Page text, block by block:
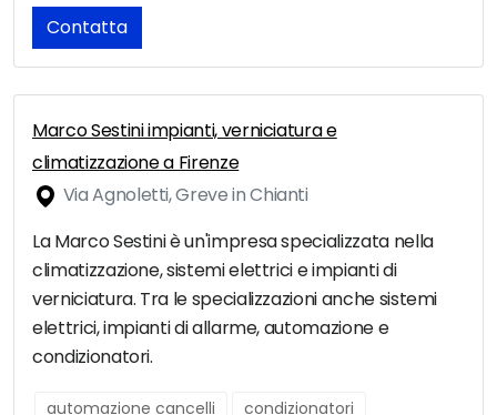
Contatta
Marco Sestini impianti, verniciatura e
climatizzazione a Firenze
Via Agnoletti, Greve in Chianti
La Marco Sestini è un'impresa specializzata nella
climatizzazione, sistemi elettrici e impianti di
verniciatura. Tra le specializzazioni anche sistemi
elettrici, impianti di allarme, automazione e
condizionatori.
automazione cancelli condizionatori